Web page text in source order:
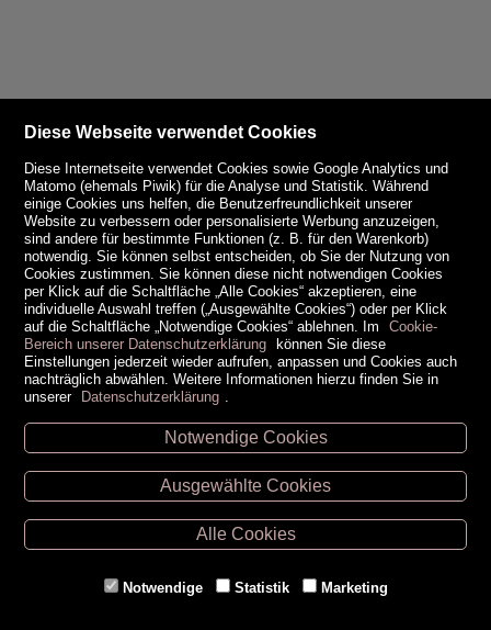
Unsere Öffnungszeiten
Retz -02942/20433
Hollabrunn -02952/30057
Eggenburg -02984/3836
Gmünd -
Diese Webseite verwendet Cookies
Diese Internetseite verwendet Cookies sowie Google Analytics und
Matomo (ehemals Piwik) für die Analyse und Statistik. Während
einige Cookies uns helfen, die Benutzerfreundlichkeit unserer
Website zu verbessern oder personalisierte Werbung anzuzeigen,
sind andere für bestimmte Funktionen (z. B. für den Warenkorb)
notwendig. Sie können selbst entscheiden, ob Sie der Nutzung von
Cookies zustimmen. Sie können diese nicht notwendigen Cookies
per Klick auf die Schaltfläche „Alle Cookies“ akzeptieren, eine
individuelle Auswahl treffen („Ausgewählte Cookies“) oder per Klick
auf die Schaltfläche „Notwendige Cookies“ ablehnen. Im
Cookie-
Bereich unserer Datenschutzerklärung können Sie diese
Einstellungen jederzeit wieder aufrufen, anpassen und Cookies auch
nachträglich abwählen. Weitere Informationen hierzu finden Sie in
unserer Datenschutzerklärung
Notwendige Cookies
Ausgewählte Cookies
Alle Cookies
Notwendige Statistik Marketing